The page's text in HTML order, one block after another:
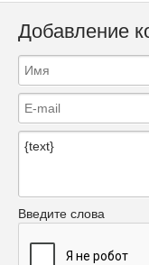
Добавление
Введите слова